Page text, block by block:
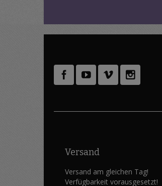
Versand
Versand am gleichen Tag!
Verfügbarkeit vorausgesetzt!